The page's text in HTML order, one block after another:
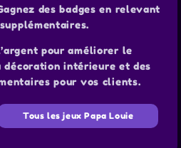
des badges en relevant
pour améliorer le
décoration intérieure et des
pour vos clients.
Tous les jeux Papa Louie